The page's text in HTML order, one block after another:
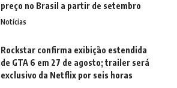
preço no Brasil a partir de setembro
Notícias
Rockstar confirma exibição estendida
de GTA 6 em 27 de agosto; trailer será
exclusivo da Netflix por seis horas